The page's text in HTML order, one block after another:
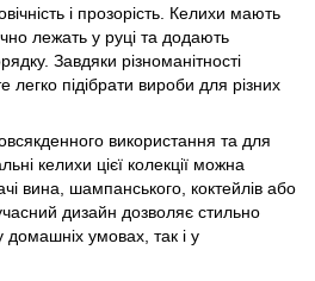
і прозорість. Келихи мають
лежать у руці та додають
Завдяки різноманітності
підібрати вироби для різних
використання та для
келихи цієї колекції можна
вина, шампанського, коктейлів або
дизайн дозволяє стильно
домашніх умовах, так і у